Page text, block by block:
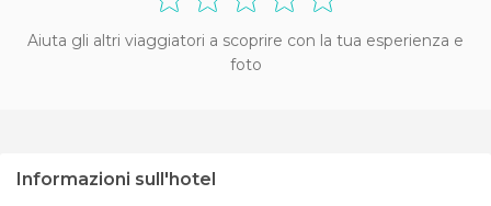
Aiuta gli altri viaggiatori a scoprire con la tua esperienza e
foto
Informazioni sull'hotel